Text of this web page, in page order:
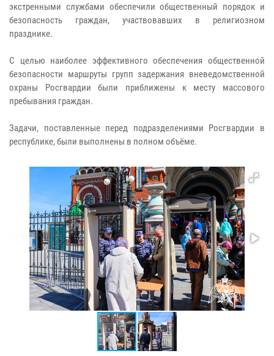
экстренными службами обеспечили общественный порядок и
безопасность граждан, участвовавших в религиозном
празднике.
С целью наиболее эффективного обеспечения общественной
безопасности маршруты групп задержания вневедомственной
охраны Росгвардии были приближены к месту массового
пребывания граждан.
Задачи, поставленные перед подразделениями Росгвардии в
республике, были выполнены в полном объёме.